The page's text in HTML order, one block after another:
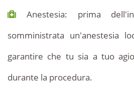
Anestesia: prima
somministrata un'anestesia
garantire che tu sia a tuo
durante la procedura.